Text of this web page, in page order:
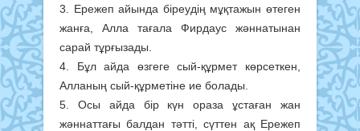
3. Ережеп айында біреудің мұқтажын өтеген
жанға, Алла тағала Фирдаус жәннатынан
сарай тұрғызады.
4. Бұл айда өзгеге сый-құрмет көрсеткен,
Алланың сый-құрметіне ие болады.
5. Осы айда бір күн ораза ұстаған жан
жәннаттағы балдан тәтті, сүттен ақ Ережеп